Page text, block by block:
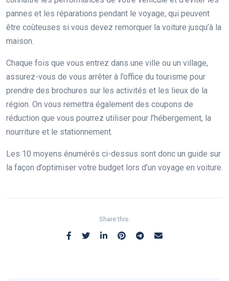
pannes et les réparations pendant le voyage, qui peuvent
être coûteuses si vous devez remorquer la voiture jusqu’à la
maison.
Chaque fois que vous entrez dans une ville ou un village,
assurez-vous de vous arrêter à l’office du tourisme pour
prendre des brochures sur les activités et les lieux de la
région. On vous remettra également des coupons de
réduction que vous pourrez utiliser pour l’hébergement, la
nourriture et le stationnement.
Les 10 moyens énumérés ci-dessus sont donc un guide sur
la façon d’optimiser votre budget lors d’un voyage en voiture.
Share this: